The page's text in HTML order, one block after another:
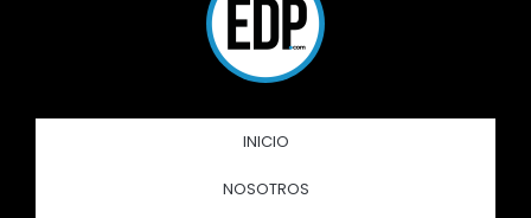
INICIO
NOSOTROS